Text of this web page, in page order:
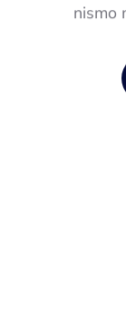
nismo